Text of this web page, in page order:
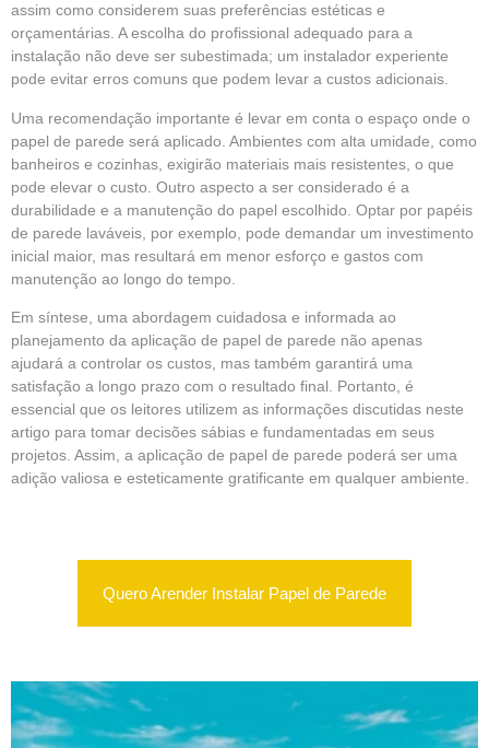
assim como considerem suas preferências estéticas e
orçamentárias. A escolha do profissional adequado para a
instalação não deve ser subestimada; um instalador experiente
pode evitar erros comuns que podem levar a custos adicionais.
Uma recomendação importante é levar em conta o espaço onde o
papel de parede será aplicado. Ambientes com alta umidade, como
banheiros e cozinhas, exigirão materiais mais resistentes, o que
pode elevar o custo. Outro aspecto a ser considerado é a
durabilidade e a manutenção do papel escolhido. Optar por papéis
de parede laváveis, por exemplo, pode demandar um investimento
inicial maior, mas resultará em menor esforço e gastos com
manutenção ao longo do tempo.
Em síntese, uma abordagem cuidadosa e informada ao
planejamento da aplicação de papel de parede não apenas
ajudará a controlar os custos, mas também garantirá uma
satisfação a longo prazo com o resultado final. Portanto, é
essencial que os leitores utilizem as informações discutidas neste
artigo para tomar decisões sábias e fundamentadas em seus
projetos. Assim, a aplicação de papel de parede poderá ser uma
adição valiosa e esteticamente gratificante em qualquer ambiente.
Quero Arender Instalar Papel de Parede